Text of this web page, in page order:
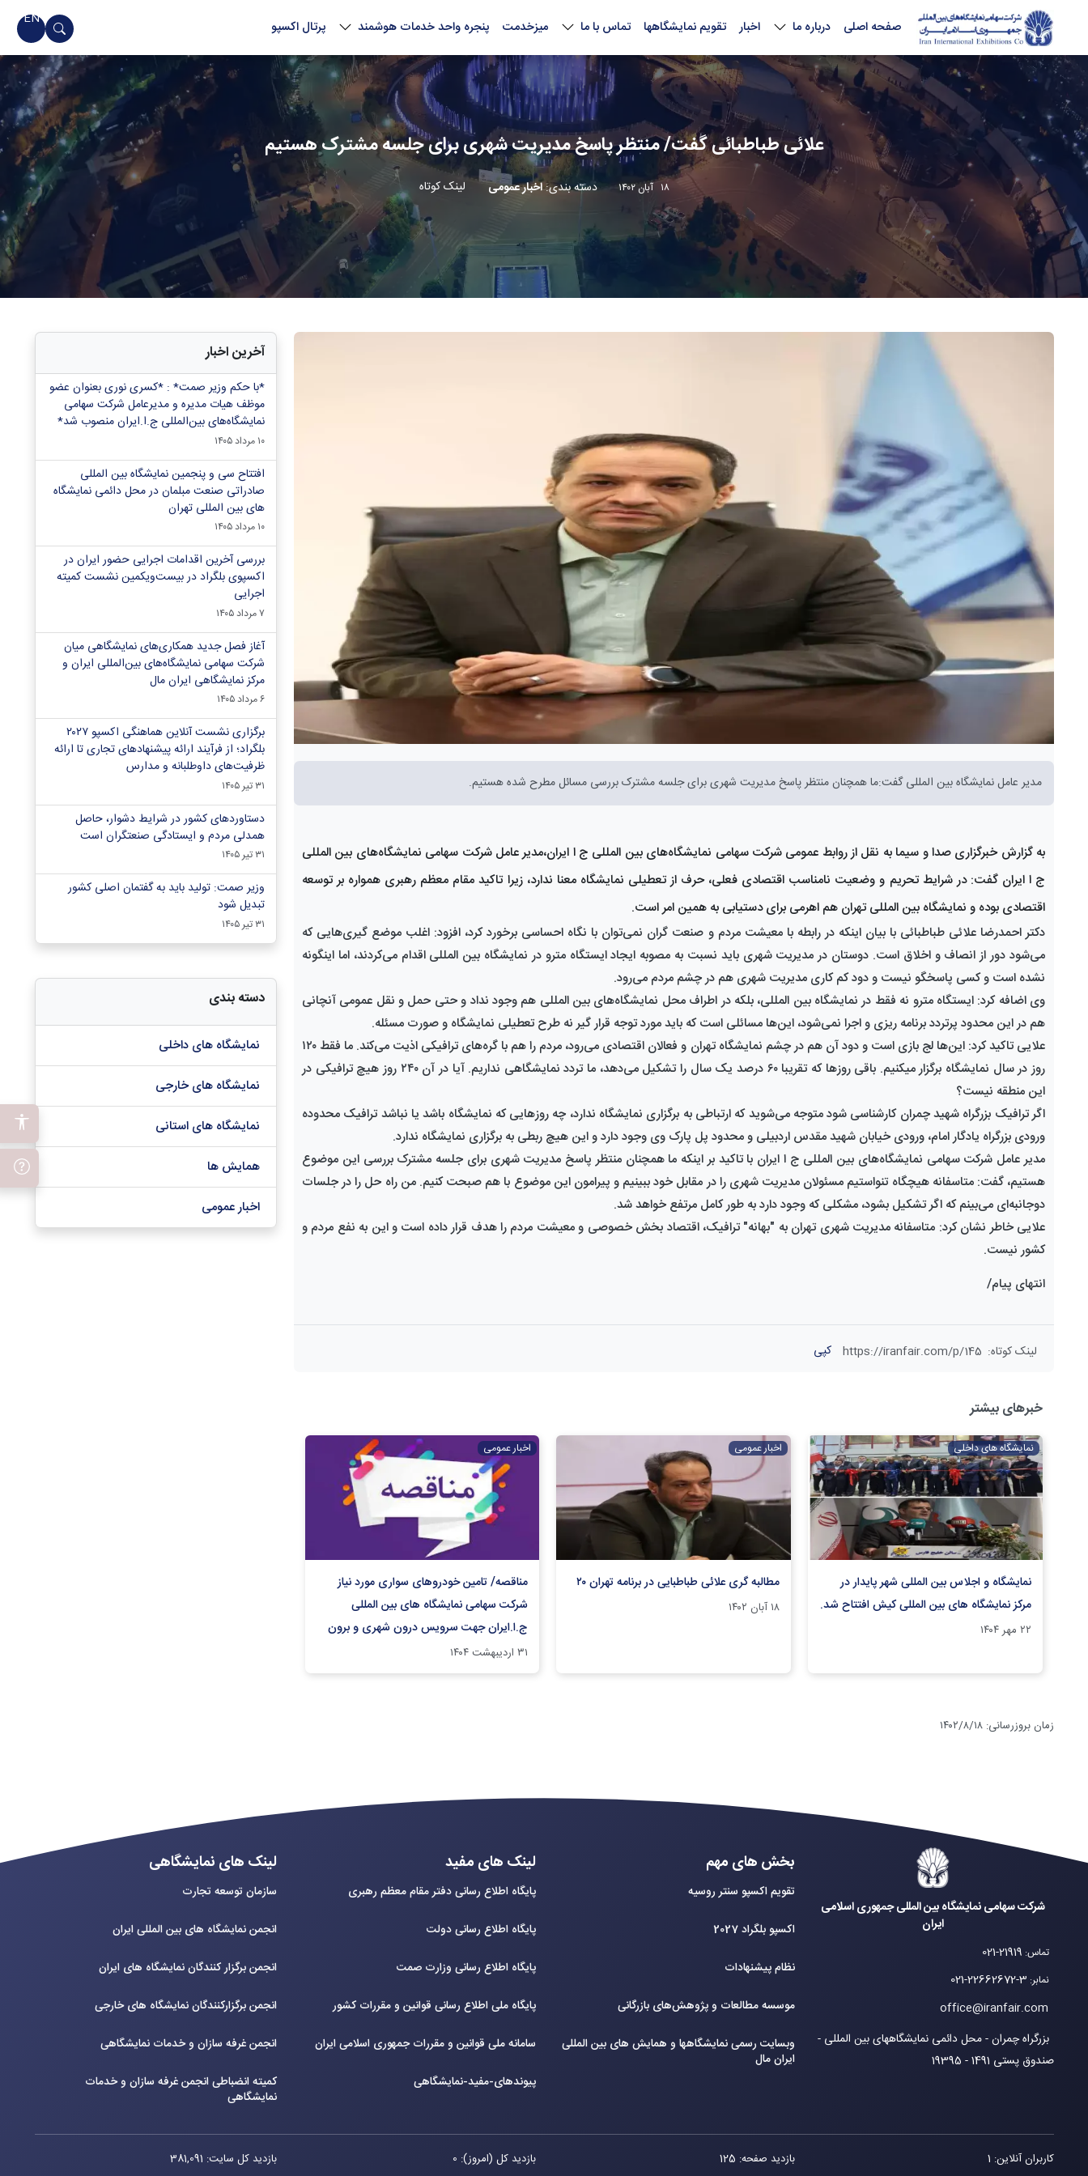
صفحه اصلی درباره ما اخبار تقویم نمایشگاهها تماس با ما میزخدمت پنجره واحد خدمات هوشمند پرتال اکسپو EN
علائی طباطبائی گفت/ منتظر پاسخ مدیریت شهری برای جلسه مشترک هستیم
۱۸ آبان ۱۴۰۲ دسته بندی:اخبار عمومی لینک کوتاه
مدیر عامل نمایشگاه‌ بین المللی گفت:ما همچنان منتظر پاسخ مدیریت شهری برای جلسه مشترک بررسی مسائل مطرح شده هستیم.
به گزارش خبرگزاری صدا و سیما به نقل از روابط عمومی شرکت سهامی نمایشگاه‌های بین المللی ج ا ایران،مدیر عامل شرکت سهامی نمایشگاه‌های بین المللی
ج ا ایران گفت: در شرایط تحریم و وضعیت نامناسب اقتصادی فعلی، حرف از تعطیلی نمایشگاه معنا ندارد، زیرا تاکید مقام معظم رهبری همواره بر توسعه
اقتصادی بوده و نمایشگاه بین المللی تهران هم اهرمی برای دستیابی به همین امر است.
دکتر احمدرضا علائی طباطبائی با بیان اینکه در رابطه با معیشت مردم و صنعت گران نمی‌توان با نگاه احساسی برخورد کرد، افزود: اغلب موضع گیری‌هایی که
می‌شود دور از انصاف و اخلاق است. دوستان در مدیریت شهری باید نسبت به مصوبه ایجاد ایستگاه مترو در نمایشگاه بین المللی اقدام می‌کردند، اما اینگونه
نشده است و کسی پاسخگو نیست و دود کم کاری مدیریت شهری هم در چشم مردم می‌رود.
وی اضافه کرد: ایستگاه مترو نه فقط در نمایشگاه بین المللی، بلکه در اطراف محل نمایشگاه‌های بین المللی هم وجود نداد و حتی حمل و نقل عمومی آنچانی
هم در این محدود پرتردد برنامه ریزی و اجرا نمی‌شود، این‌ها مسائلی است که باید مورد توجه قرار گیر نه طرح تعطیلی نمایشگاه و صورت مسئله.
علایی تاکید کرد: این‌ها لج بازی است و دود آن هم در چشم نمایشگاه تهران و فعالان اقتصادی می‌رود، مردم را هم با گره‌های ترافیکی اذیت می‌کند. ما فقط ۱۲۰
روز در سال نمایشگاه برگزار میکنیم. باقی روز‌ها که تقریبا ۶۰ درصد یک سال را تشکیل می‌دهد، ما تردد نمایشگاهی نداریم. آیا در آن ۲۴۰ روز هیچ ترافیکی در
این منطقه نیست؟
اگر ترافیک بزرگراه شهید چمران کارشناسی شود متوجه می‌شوید که ارتباطی به برگزاری نمایشگاه ندارد، چه روز‌هایی که نمایشگاه باشد یا نباشد ترافیک محدوده
ورودی بزرگراه یادگار امام، ورودی خیابان شهید مقدس اردبیلی و محدود پل پارک وی وجود دارد و این هیچ ربطی به برگزاری نمایشگاه ندارد.
مدیر عامل شرکت سهامی نمایشگاه‌های بین المللی ج ا ایران با تاکید بر اینکه ما همچنان منتظر پاسخ مدیریت شهری برای جلسه مشترک بررسی این موضوع
هستیم، گفت: متاسفانه هیچگاه تنواستیم مسئولان مدیریت شهری را در مقابل خود ببینیم و پیرامون این موضوع با هم صبحت کنیم. من راه حل را در جلسات
دوجانبه‌ای می‌بینم که اگر تشکیل بشود، مشکلی که وجود دارد به طور کامل مرتفع خواهد شد.
علایی خاطر نشان کرد: متاسفانه مدیریت شهری تهران به "بهانه" ترافیک، اقتصاد بخش خصوصی و معیشت مردم را هدف قرار داده است و این به نفع مردم و
کشور نیست.
انتهای پیام/
لینک کوتاه:
https://iranfair.com/p/145 کپی
خبرهای بیشتر
نمایشگاه های داخلی
نمایشگاه و‌ اجلاس بین المللی شهر پایدار در
مرکز نمایشگاه های بین المللی کیش افتتاح شد.
۲۲ مهر ۱۴۰۴
اخبار عمومی
مطالبه گری علائی طباطبایی در برنامه تهران ۲۰
۱۸ آبان ۱۴۰۲
اخبار عمومی
مناقصه/ تامین خودروهای سواری مورد نیاز
شرکت سهامی نمایشگاه های بین المللی
ج.ا.ایران جهت سرویس درون شهری و برون
شهری
۳۱ اردیبهشت ۱۴۰۴
آخرین اخبار
*با حکم وزیر صمت* : *کسری نوری بعنوان عضو
موظف هیات مدیره و مدیرعامل شرکت سهامی
نمایشگاه‌های بین‌المللی ج.ا.ایران منصوب شد*
۱۰ مرداد ۱۴۰۵
افتتاح سی و پنجمین نمایشگاه بین المللی
صادراتی صنعت مبلمان در محل دائمی نمایشگاه
های بین المللی تهران
۱۰ مرداد ۱۴۰۵
بررسی آخرین اقدامات اجرایی حضور ایران در
اکسپوی بلگراد در بیست‌ویکمین نشست کمیته
اجرایی
۷ مرداد ۱۴۰۵
آغاز فصل جدید همکاری‌های نمایشگاهی میان
شرکت سهامی نمایشگاه‌های بین‌المللی ایران و
مرکز نمایشگاهی ایران‌ مال
۶ مرداد ۱۴۰۵
برگزاری نشست آنلاین هماهنگی اکسپو ۲۰۲۷
بلگراد؛ از فرآیند ارائه پیشنهادهای تجاری تا ارائه
ظرفیت‌های داوطلبانه و مدارس
۳۱ تیر ۱۴۰۵
دستاوردهای کشور در شرایط دشوار، حاصل
همدلی مردم و ایستادگی صنعتگران است
۳۱ تیر ۱۴۰۵
وزیر صمت: تولید باید به گفتمان اصلی کشور
تبدیل شود
۳۱ تیر ۱۴۰۵
دسته بندی
نمایشگاه های داخلی
نمایشگاه های خارجی
نمایشگاه های استانی
همایش ها
اخبار عمومی
زمان بروزرسانی:۱۴۰۲/۸/۱۸
شرکت سهامی نمایشگاه بین المللی جمهوری اسلامی
ایران
تماس:
021-21919
نمابر:
021-22662672-3
office@iranfair.com
بزرگراه چمران - محل دائمی نمایشگاههای بین المللی -
صندوق پستی 1491 - 19395
بخش های مهم
تقویم اکسپو سنتر روسیه
اکسپو بلگراد 2027
نظام پیشنهادات
موسسه مطالعات و پژوهش‌های بازرگانی
وبسایت رسمی نمایشگاهها و همایش های بین‌ المللی
ایران مال
لینک های مفید
پایگاه اطلاع رسانی دفتر مقام معظم رهبری
پایگاه اطلاع رسانی دولت
پایگاه اطلاع رسانی وزارت صمت
پایگاه ملی اطلاع رسانی قوانین و مقررات کشور
سامانه ملی قوانین و مقررات جمهوری اسلامی ایران
پیوندهای-مفید-نمایشگاهی
لینک های نمایشگاهی
سازمان توسعه تجارت
انجمن نمایشگاه های بین المللی ایران
انجمن برگزار کنندگان نمایشگاه های ایران
انجمن برگزارکنندگان نمایشگاه های خارجی
انجمن غرفه سازان و خدمات نمایشگاهی
کمیته انضباطی انجمن غرفه سازان و خدمات
نمایشگاهی
کاربران آنلاین: 1 بازدید صفحه: 125 بازدید کل (امروز): 0 بازدید کل سایت: 381,091